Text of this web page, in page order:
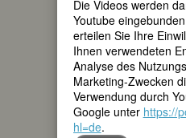
Die Videos werden
Youtube
erteilen Sie Ihre
Ihnen verwendeten
Analyse des
Marketing-Zwecken
Verwendung durch
Google unter https://
hl=de.